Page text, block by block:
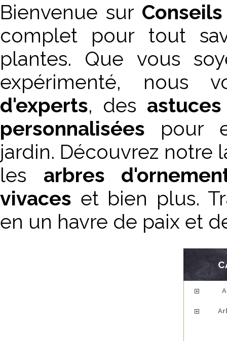
Bienvenue sur
complet pour tout
plantes. Que vous
expérimenté, nous
d'experts, des
personnalisées pour
jardin. Découvrez notre
les arbres
vivaces et bien plus.
en un havre de paix et